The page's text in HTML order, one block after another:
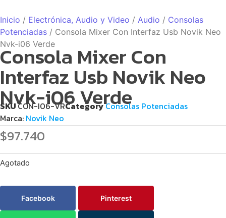
Inicio / Electrónica, Audio y Video / Audio / Consolas
Potenciadas / Consola Mixer Con Interfaz Usb Novik Neo
Nvk-i06 Verde
Consola Mixer Con
Interfaz Usb Novik Neo
Nvk-i06 Verde
SKUCON-I06-VRCategoryConsolas Potenciadas
Marca: Novik Neo
$97.740
Agotado
Facebook Pinterest